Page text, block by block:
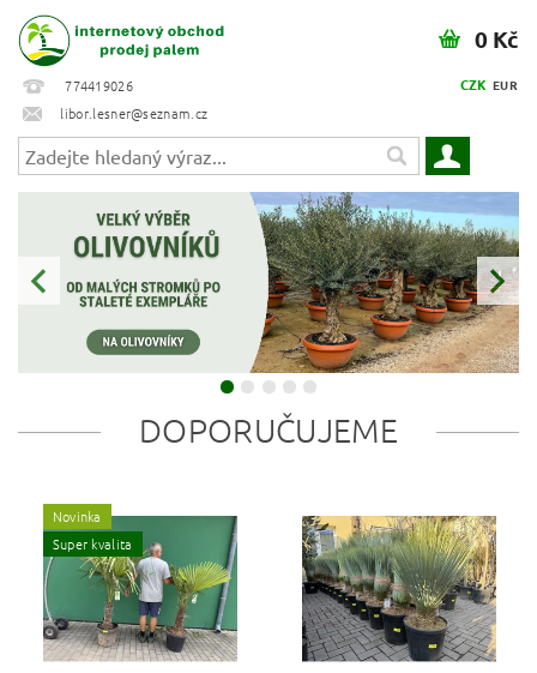
774419026
libor.lesner@seznam.cz
CZK EUR
0 Kč
DOPORUČUJEME
Novinka
Super kvalita